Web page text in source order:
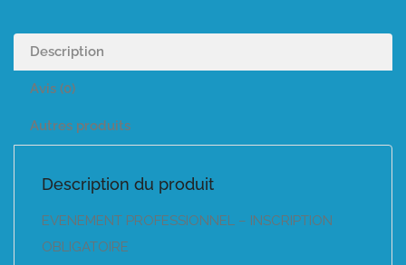
Description
Avis (0)
Autres produits
Description du produit
EVENEMENT PROFESSIONNEL – INSCRIPTION
OBLIGATOIRE